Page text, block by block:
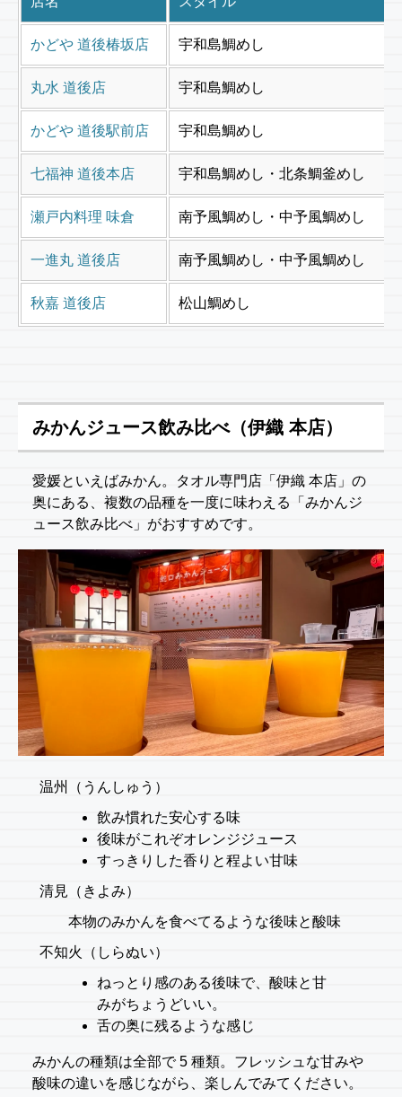
かどや 道後椿坂店 宇和島鯛めし
丸水 道後店 宇和島鯛めし
かどや 道後駅前店 宇和島鯛めし
七福神 道後本店 宇和島鯛めし・北条鯛釜めし
瀬戸内料理 味倉 南予風鯛めし・中予風鯛めし
一進丸 道後店 南予風鯛めし・中予風鯛めし
秋嘉 道後店 松山鯛めし
みかんジュース飲み比べ（伊織 本店）
愛媛といえばみかん。タオル専門店「伊織 本店」の
奥にある、複数の品種を一度に味わえる「みかんジ
ュース飲み比べ」がおすすめです。
温州（うんしゅう）
飲み慣れた安心する味
後味がこれぞオレンジジュース
すっきりした香りと程よい甘味
清見（きよみ）
本物のみかんを食べてるような後味と酸味
不知火（しらぬい）
ねっとり感のある後味で、酸味と甘
みがちょうどいい。
舌の奥に残るような感じ
みかんの種類は全部で 5 種類。フレッシュな甘みや
酸味の違いを感じながら、楽しんでみてください。